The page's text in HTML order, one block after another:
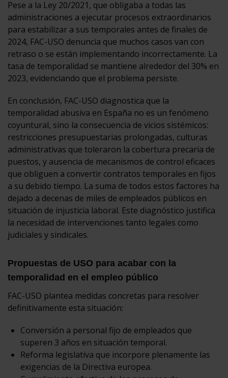
Pese a la Ley 20/2021, que obligaba a todas las
administraciones a ejecutar procesos extraordinarios
para estabilizar a sus temporales antes de finales de
2024, FAC-USO denuncia que muchos casos van con
retraso o se están implementando incorrectamente. La
tasa de temporalidad se mantiene alrededor del 30% en
2023, evidenciando que el problema persiste.
En conclusión, FAC-USO diagnostica que la
temporalidad abusiva en España no es un fenómeno
coyuntural, sino la consecuencia de vicios sistémicos:
restricciones presupuestarias prolongadas, culturas
administrativas que toleraron la cobertura precaria de
puestos, y ausencia de mecanismos de control eficaces
que obliguen a convertir contratos temporales en fijos
a su debido tiempo. La suma de todos estos factores ha
dejado a decenas de miles de empleados públicos en
situación de injusticia laboral. Este diagnóstico justifica
la necesidad de intervenciones tanto legales como
judiciales y sindicales.
Propuestas de USO para acabar con la
temporalidad en el empleo público
FAC-USO plantea medidas concretas para resolver
definitivamente esta situación:
Conversión a personal fijo de empleados que
superen 3 años en situación temporal.
Reforma legislativa que incorpore plenamente las
exigencias de la Directiva europea.